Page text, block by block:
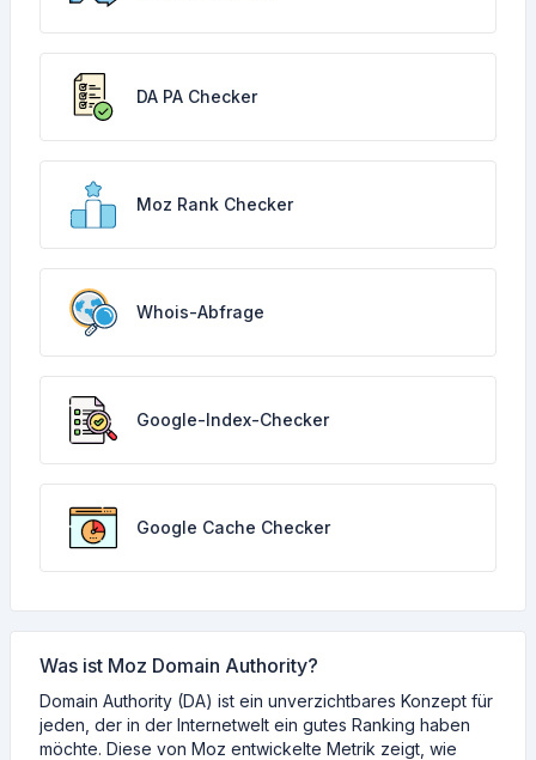
DA PA Checker
Moz Rank Checker
Whois-Abfrage
Google-Index-Checker
Google Cache Checker
Was ist Moz Domain Authority?
Domain Authority (DA) ist ein unverzichtbares Konzept für
jeden, der in der Internetwelt ein gutes Ranking haben
möchte. Diese von Moz entwickelte Metrik zeigt, wie